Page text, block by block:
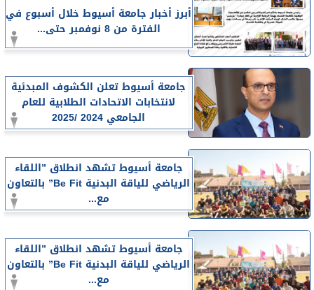
أبرز أخبار جامعة أسيوط خلال أسبوع في
الفترة من 8 نوفمبر حتى...
جامعة أسيوط تعلن الكشوف المبدئية
لانتخابات الاتحادات الطلابية للعام
الجامعي 2024 /2025
جامعة أسيوط تشهد انطلاق ”اللقاء
الرياضي للياقة البدنية Be Fit” بالتعاون
مع...
جامعة أسيوط تشهد انطلاق ”اللقاء
الرياضي للياقة البدنية Be Fit” بالتعاون
مع...